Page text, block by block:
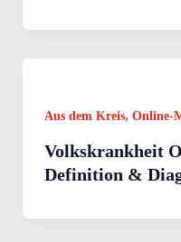
Aus dem Kreis, Online-
Volkskrankheit
Definition &